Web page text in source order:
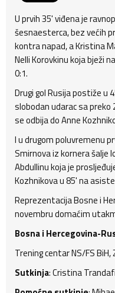
U prvih 35' viđena je
šesnaesterca, bez većih
kontra napad, a Kristina
Nelli Korovkinu koja bježi
0:1.
Drugi gol Rusija postiže u
slobodan udarac sa
se odbija do Anne
I u drugom poluvremenu
Smirnova iz kornera šalje
Abdullinu koja je
Kozhnikova u 85' na
Reprezentacija Bosne i
novembru domaćim
Bosna i Hercegovina-
Trening centar NS/FS BiH,
Sutkinja: Cristina